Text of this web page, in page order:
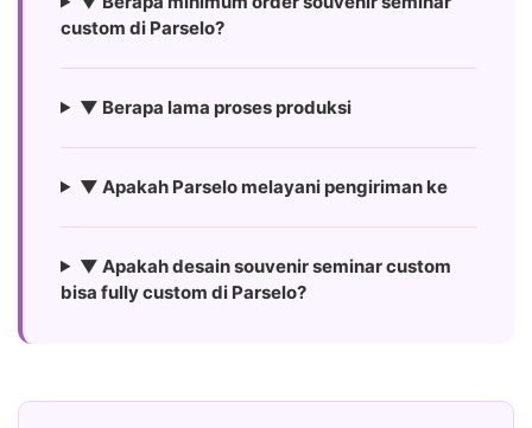
custom di Parselo?
▼ Berapa lama proses produksi
▼ Apakah Parselo melayani pengiriman ke
▼ Apakah desain souvenir seminar custom
bisa fully custom di Parselo?